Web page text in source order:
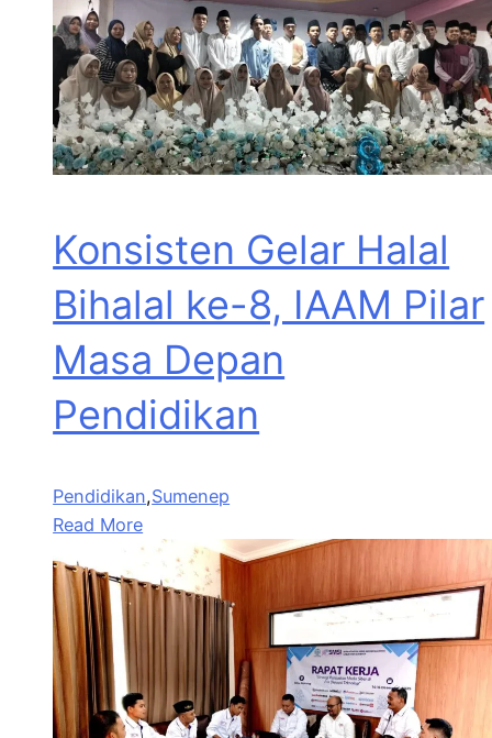
Konsisten Gelar Halal
Bihalal ke-8, IAAM Pilar
Masa Depan
Pendidikan
Pendidikan,Sumenep
Read More